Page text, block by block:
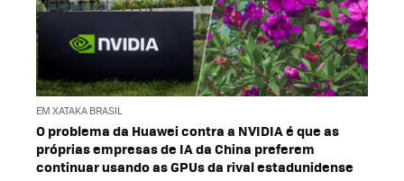
EM XATAKA BRASIL
O problema da Huawei contra a NVIDIA é que as
próprias empresas de IA da China preferem
continuar usando as GPUs da rival estadunidense